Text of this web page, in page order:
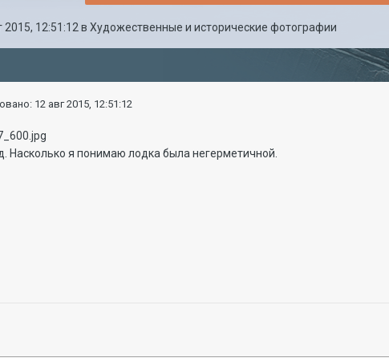
2015, 12:51:12 вХудожественные и исторические фотографии
12 авг 2015, 12:51:12
Насколько я понимаю лодка была негерметичной.